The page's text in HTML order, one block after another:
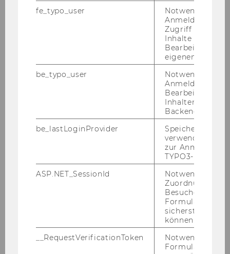
We­ni­ge Tage nach dem Ende der An­mel­de­frist
wer­den Sie über das Er­geb­nis des Auf­nah­me­
Bei er­folg­rei­cher Auf­nah­me in die SBWL Pro­
duk­ti­ons­ma­nage­ment mel­den Sie sich selbst­
stän­dig (via LPIS) im An­mel­de­zeit­raum zu Kurs
„Stra­te­gi­sches und Tak­ti­sches Pro­duk­ti­
an. Nach der er­folg­rei­chen
An­mel­dung zu Kurs I kön­nen Sie sich selbst zu
allen an­de­renKur­sen der SBWL an­mel­den.
Kurs I muss je­den­falls im ers­ten SBWL Se­
fe_typo_user
Notwendig für
Anmeldung und
Zugriff auf
Inhalte oder zur
Bearbeitung des
eigenen Profils.
be_typo_user
Notwendig für
Anmeldung und
Bearbeitung von
Inhalten im
Backend.
be_lastLoginProvider
Speichert die
verwendete
zur Anmeldung
TYPO3-Backend.
ASP.NET_SessionId
Notwendig, um
Zuordnung von
Besucher zu
sicherstellen zu
können.
__RequestVerificationToken
Notwendig, um